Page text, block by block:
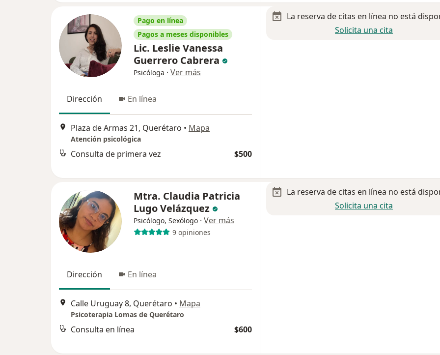
Pago en línea
Pagos a meses disponibles
Lic. Leslie Vanessa
Guerrero Cabrera
Psicóloga · Ver más
Dirección En línea
Plaza de Armas 21, Querétaro • Mapa
Atención psicológica
Consulta de primera vez $500
La reserva de citas en línea no está
Solicita una cita
Mtra. Claudia Patricia
Lugo Velázquez
Psicólogo, Sexólogo · Ver más
9 opiniones
Dirección En línea
Calle Uruguay 8, Querétaro • Mapa
Psicoterapia Lomas de Querétaro
Consulta en línea $600
La reserva de citas en línea no está
Solicita una cita